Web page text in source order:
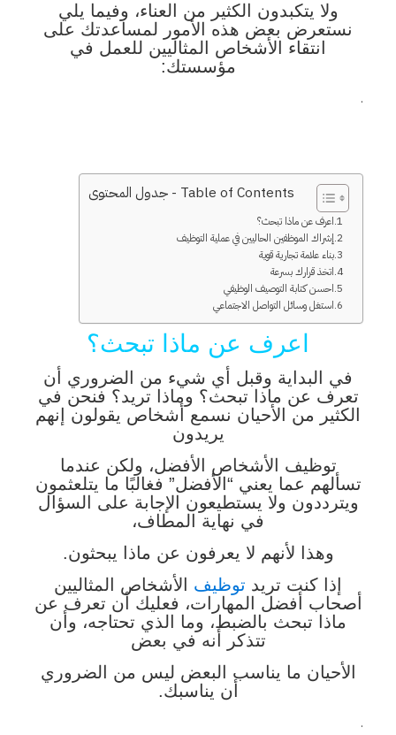
ولا يتكبدون الكثير من العناء، وفيما يلي
نستعرض بعض هذه الأمور لمساعدتك على
انتقاء الأشخاص المثاليين للعمل في
مؤسستك:
.
Table of Contents - جدول المحتوى
اعرف عن ماذا تبحث؟
إشراك الموظفين الحاليين في عملية التوظيف
بناء علامة تجارية قوية
اتخذ قرارك بسرعة
احسن كتابة التوصيف الوظيفي
استغل وسائل التواصل الاجتماعي
اعرف عن ماذا تبحث؟
في البداية وقبل أي شيء من الضروري أن
تعرف عن ماذا تبحث؟ وماذا تريد؟ فنحن في
الكثير من الأحيان نسمع أشخاص يقولون إنهم
يريدون
توظيف الأشخاص الأفضل، ولكن عندما
تسألهم عما يعني “الأفضل” فغالبًا ما يتلعثمون
ويترددون ولا يستطيعون الإجابة على السؤال
في نهاية المطاف،
وهذا لأنهم لا يعرفون عن ماذا يبحثون.
إذا كنت تريد توظيف الأشخاص المثاليين
أصحاب أفضل المهارات، فعليك أن تعرف عن
ماذا تبحث بالضبط، وما الذي تحتاجه، وأن
تتذكر أنه في بعض
الأحيان ما يناسب البعض ليس من الضروري
أن يناسبك.
.